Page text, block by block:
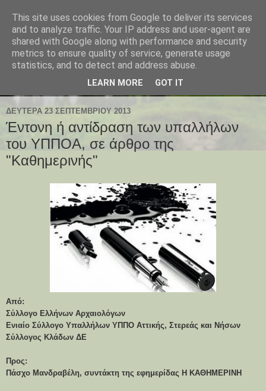
ΔΕΥΤΈΡΑ 23 ΣΕΠΤΕΜΒΡΊΟΥ 2013
Έντονη ή αντίδραση των υπαλλήλων
του ΥΠΠΟΑ, σε άρθρο της
"Καθημερινής"
Από:
Σύλλογο Ελλήνων Αρχαιολόγων
Ενιαίο Σύλλογο Υπαλλήλων ΥΠΠΟ Αττικής, Στερεάς και Νήσων
Σύλλογος Κλάδων ΔΕ
Προς:
Πάσχο Μανδραβέλη, συντάκτη της εφημερίδας Η ΚΑΘΗΜΕΡΙΝΗ
This site uses cookies from Google to deliver its services
and to analyze traffic. Your IP address and user-agent are
shared with Google along with performance and security
metrics to ensure quality of service, generate usage
statistics, and to detect and address abuse.
LEARN MORE GOT IT